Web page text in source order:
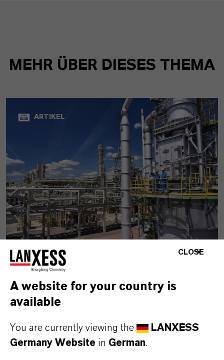
MEHR ÜBER DIESES THEMA
ARTIKEL
Chemiegipfel NRW 2025:
Landesregierung und Industrie
schließen Pakt zur Sicherung des
Chemie- und Raffineriestandorts
CLOSE
A website for your country is
available
You are currently viewing the
LANXESS
Germany Website in German.